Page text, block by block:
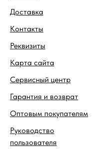
Доставка
Контакты
Реквизиты
Карта сайта
Сервисный центр
Гарантия и возврат
Оптовым покупателям
Руководство
пользователя